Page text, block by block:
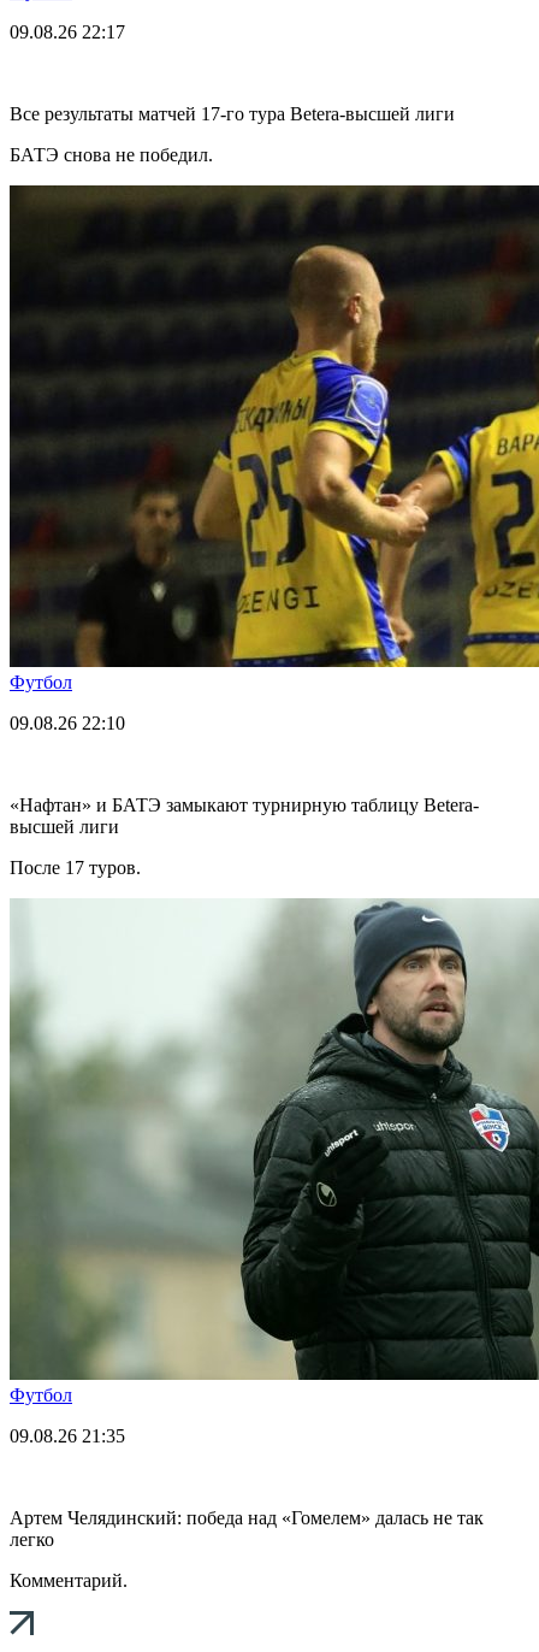
09.08.26 22:17
Все результаты матчей 17-го тура Betera-высшей лиги
БАТЭ снова не победил.
Футбол
09.08.26 22:10
«Нафтан» и БАТЭ замыкают турнирную таблицу Betera-
высшей лиги
После 17 туров.
Футбол
09.08.26 21:35
Артем Челядинский: победа над «Гомелем» далась не так
легко
Комментарий.